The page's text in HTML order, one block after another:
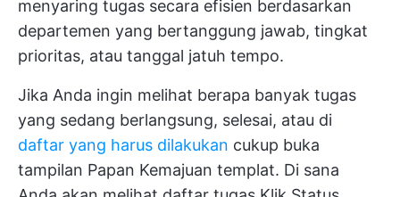
menyaring tugas secara efisien berdasarkan
departemen yang bertanggung jawab, tingkat
prioritas, atau tanggal jatuh tempo.
Jika Anda ingin melihat berapa banyak tugas
yang sedang berlangsung, selesai, atau di
daftar yang harus dilakukan cukup buka
tampilan Papan Kemajuan templat. Di sana